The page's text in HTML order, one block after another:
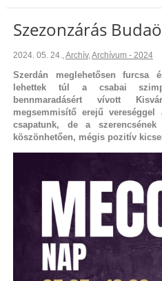
Szezonzárás
2024. 05. 24.,Archív,Archívum - 2024
Szerdán meglehetősen furcsa
lehettek túl a csabai
bennmaradásért vívott
megsemmisítő erejű
csapatunk, de a
köszönhetően, mégis pozitív